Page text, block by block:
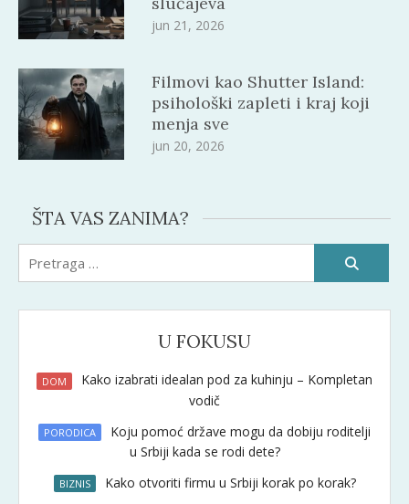
jun 21, 2026
Filmovi kao Shutter Island:
psihološki zapleti i kraj koji
menja sve
jun 20, 2026
ŠTA VAS ZANIMA?
U FOKUSU
DOM
Kako izabrati idealan pod za kuhinju – Kompletan
vodič
PORODICA
Koju pomoć države mogu da dobiju roditelji
u Srbiji kada se rodi dete?
BIZNIS Kako otvoriti firmu u Srbiji korak po korak?